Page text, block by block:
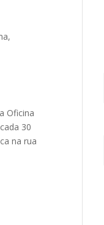
,
Oficina
30
na rua